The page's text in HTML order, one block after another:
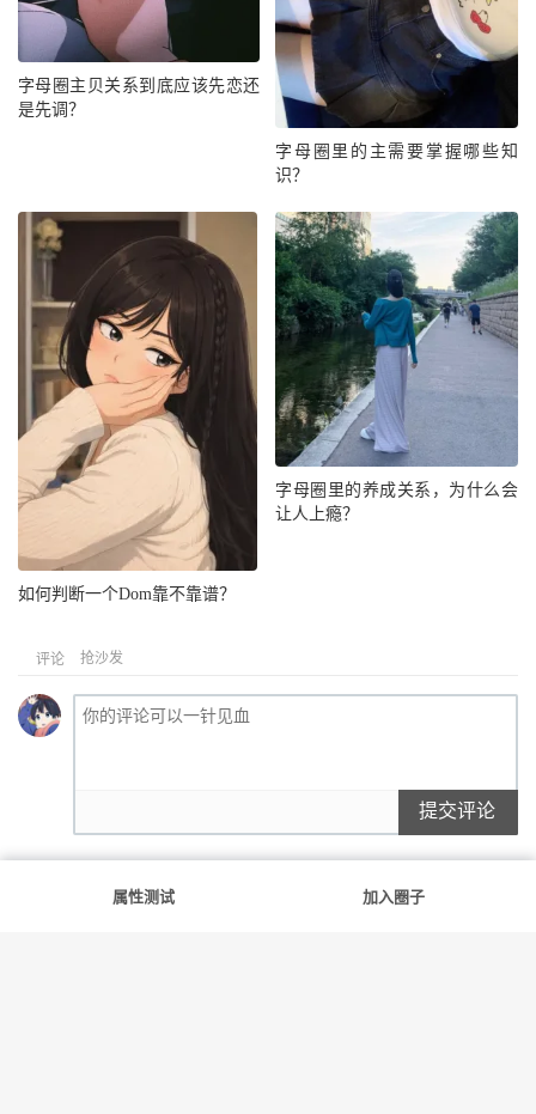
字母圈主贝关系到底应该先恋还
是先调？
字母圈里的主需要掌握哪些知
识？
如何判断一个Dom靠不靠谱？
字母圈里的养成关系，为什么会
让人上瘾？
评论 抢沙发
提交评论
属性测试 加入圈子